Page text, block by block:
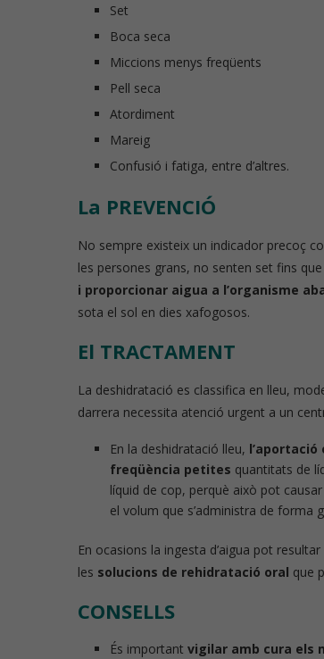
Set
Boca seca
Miccions menys freqüents
Pell seca
Atordiment
Mareig
Confusió i fatiga, entre d’altres.
La PREVENCIÓ
No sempre existeix un indicador precoç
les persones grans, no senten set fins
i proporcionar aigua a l’organisme
sota el sol en dies xafogosos.
El TRACTAMENT
La deshidratació es classifica en lleu,
darrera necessita atenció urgent a un
En la deshidratació lleu, l’aportació
freqüència petites quantitats de
líquid de cop, perquè això pot
el volum que s’administra de forma
En ocasions la ingesta d’aigua pot
les solucions de rehidratació oral que
CONSELLS
És important vigilar amb cura els